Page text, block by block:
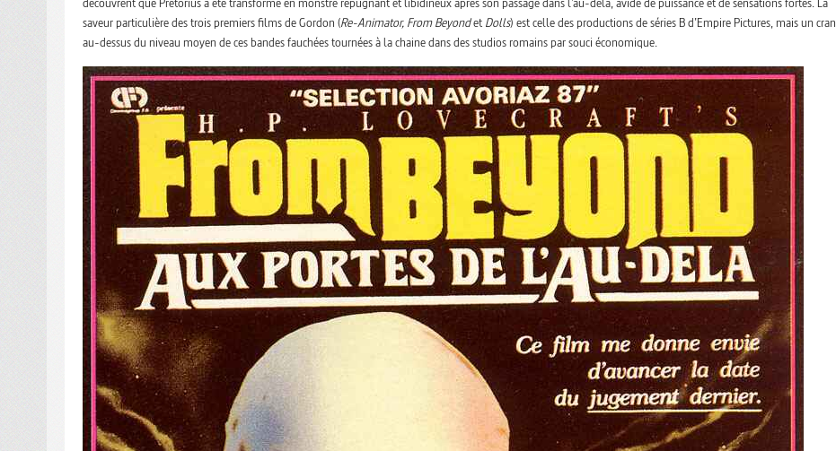
saveur particulière des trois premiers films de Gordon (Re-Animator, From Beyondet Dolls) est celle des productions de séries B d’Empire Pictures, mais un cran
au-dessus du niveau moyen de ces bandes fauchées tournées à la chaine dans des studios romains par souci économique.